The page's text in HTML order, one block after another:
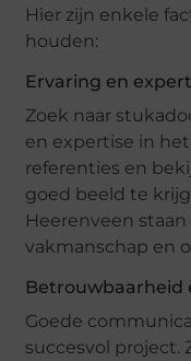
Hier zijn enkele
houden:
Ervaring en
Zoek naar
en expertise in
referenties en
goed beeld te
Heerenveen
vakmanschap en
Betrouwbaarheid
Goede
succesvol project.